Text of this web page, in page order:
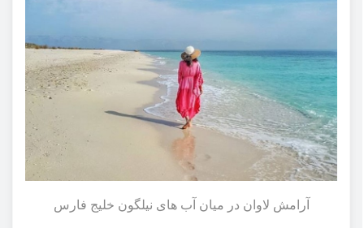
آرامش لاوان در میان آب‌ های نیلگون خلیج فارس